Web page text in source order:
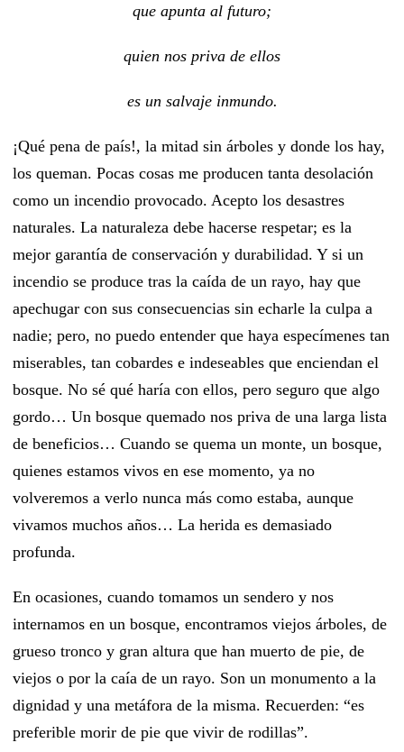
que apunta al futuro;
quien nos priva de ellos
es un salvaje inmundo.
¡Qué pena de país!, la mitad sin árboles y donde los hay,
los queman. Pocas cosas me producen tanta desolación
como un incendio provocado. Acepto los desastres
naturales. La naturaleza debe hacerse respetar; es la
mejor garantía de conservación y durabilidad. Y si un
incendio se produce tras la caída de un rayo, hay que
apechugar con sus consecuencias sin echarle la culpa a
nadie; pero, no puedo entender que haya especímenes tan
miserables, tan cobardes e indeseables que enciendan el
bosque. No sé qué haría con ellos, pero seguro que algo
gordo… Un bosque quemado nos priva de una larga lista
de beneficios… Cuando se quema un monte, un bosque,
quienes estamos vivos en ese momento, ya no
volveremos a verlo nunca más como estaba, aunque
vivamos muchos años… La herida es demasiado
profunda.
En ocasiones, cuando tomamos un sendero y nos
internamos en un bosque, encontramos viejos árboles, de
grueso tronco y gran altura que han muerto de pie, de
viejos o por la caía de un rayo. Son un monumento a la
dignidad y una metáfora de la misma. Recuerden: “es
preferible morir de pie que vivir de rodillas”.